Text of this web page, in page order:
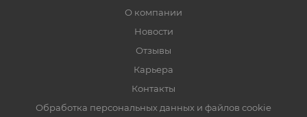
О компании
Новости
Отзывы
Карьера
Контакты
Обработка персональных данных и файлов cookie